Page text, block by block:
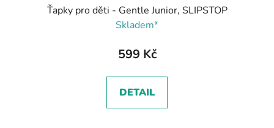
Ťapky pro děti - Gentle Junior, SLIPSTOP
Skladem*
599 Kč
DETAIL